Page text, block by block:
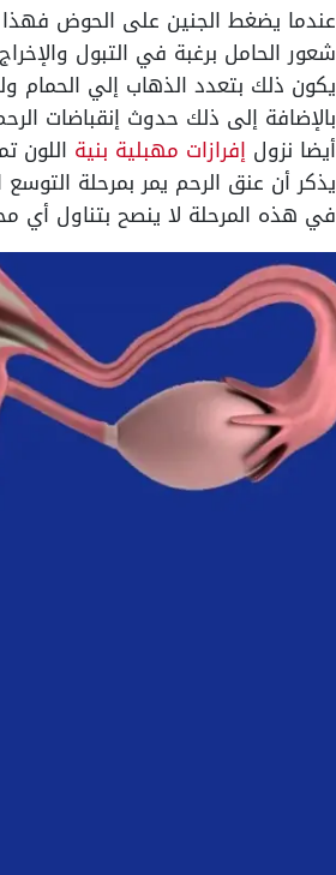
عندما يضغط الجنين على الحوض فهذا
شعور الحامل برغبة في التبول
يكون ذلك بتعدد الذهاب إلي
بالإضافة إلى ذلك حدوث إنقباضات
أيضا نزول إفرازات مهبلية بنية اللون
يذكر أن عنق الرحم يمر بمرحلة التوسع
في هذه المرحلة لا ينصح بتناول أي